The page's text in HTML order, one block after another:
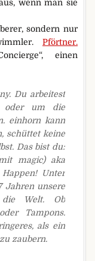
wenn man sie
sondern nur
Pförtner.
einen
Du arbeitest
oder um die
einhorn kann
schüttet keine
Das bist du:
magic) aka
Unter
Jahren unsere
Welt. Ob
Tampons.
als ein
zaubern.